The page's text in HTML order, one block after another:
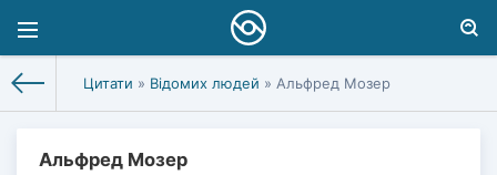
Цитати » Відомих людей » Альфред Мозер
Альфред Мозер